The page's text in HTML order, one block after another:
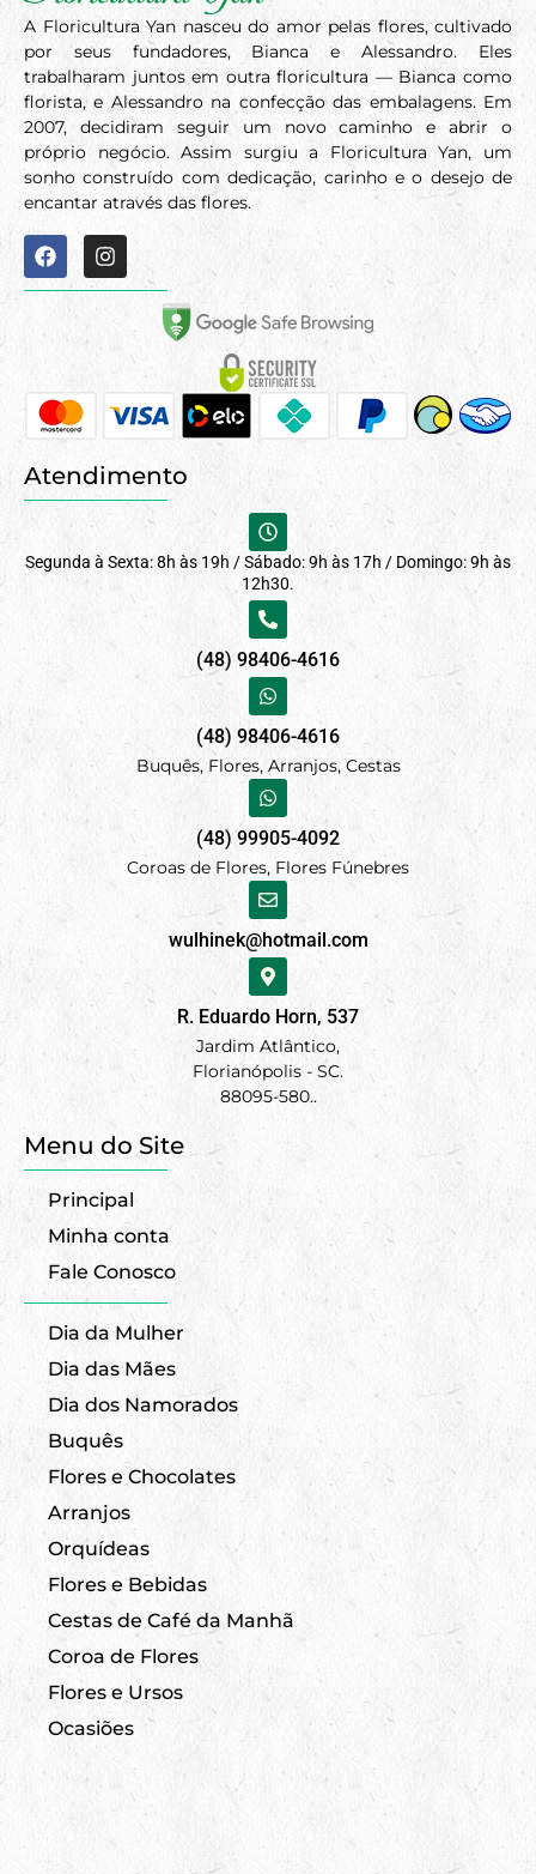
A Floricultura Yan nasceu do amor pelas flores, cultivado
por seus fundadores, Bianca e Alessandro. Eles
trabalharam juntos em outra floricultura — Bianca como
florista, e Alessandro na confecção das embalagens. Em
2007, decidiram seguir um novo caminho e abrir o
próprio negócio. Assim surgiu a Floricultura Yan, um
sonho construído com dedicação, carinho e o desejo de
encantar através das flores.
Atendimento
Segunda à Sexta: 8h às 19h / Sábado: 9h às 17h / Domingo: 9h às
12h30.
(48) 98406-4616
(48) 98406-4616
Buquês, Flores, Arranjos, Cestas
(48) 99905-4092
Coroas de Flores, Flores Fúnebres
wulhinek@hotmail.com
R. Eduardo Horn, 537
Jardim Atlântico,
Florianópolis - SC.
88095-580..
Menu do Site
Principal
Minha conta
Fale Conosco
Dia da Mulher
Dia das Mães
Dia dos Namorados
Buquês
Flores e Chocolates
Arranjos
Orquídeas
Flores e Bebidas
Cestas de Café da Manhã
Coroa de Flores
Flores e Ursos
Ocasiões